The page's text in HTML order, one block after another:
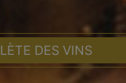
DES VINS